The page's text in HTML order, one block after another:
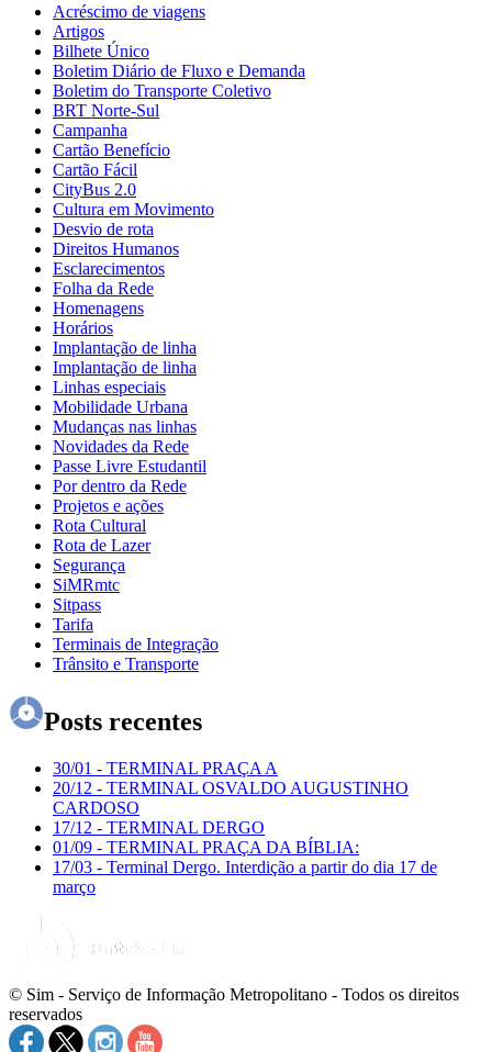
Acréscimo de viagens
Artigos
Bilhete Único
Boletim Diário de Fluxo e Demanda
Boletim do Transporte Coletivo
BRT Norte-Sul
Campanha
Cartão Benefício
Cartão Fácil
CityBus 2.0
Cultura em Movimento
Desvio de rota
Direitos Humanos
Esclarecimentos
Folha da Rede
Homenagens
Horários
Implantação de linha
Implantação de linha
Linhas especiais
Mobilidade Urbana
Mudanças nas linhas
Novidades da Rede
Passe Livre Estudantil
Por dentro da Rede
Projetos e ações
Rota Cultural
Rota de Lazer
Segurança
SiMRmtc
Sitpass
Tarifa
Terminais de Integração
Trânsito e Transporte
Posts recentes
30/01 - TERMINAL PRAÇA A
20/12 - TERMINAL OSVALDO AUGUSTINHO
CARDOSO
17/12 - TERMINAL DERGO
01/09 - TERMINAL PRAÇA DA BÍBLIA:
17/03 - Terminal Dergo. Interdição a partir do dia 17 de
março
© Sim - Serviço de Informação Metropolitano - Todos os direitos
reservados